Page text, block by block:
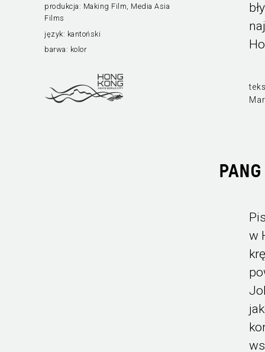
produkcja: Making Film, Media Asia
Films
język: kantoński
barwa: kolor
w